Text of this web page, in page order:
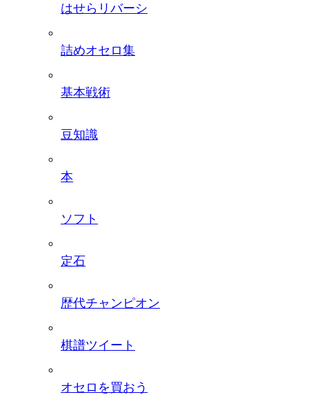
はせらリバーシ
詰めオセロ集
基本戦術
豆知識
本
ソフト
定石
歴代チャンピオン
棋譜ツイート
オセロを買おう